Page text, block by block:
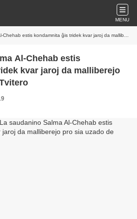
MENU
kondamnita ĝis tridek kvar jaroj da malliberejo pro sia uzado de Tvitero
Al-Chehab estis
kvar jaroj da malliberejo